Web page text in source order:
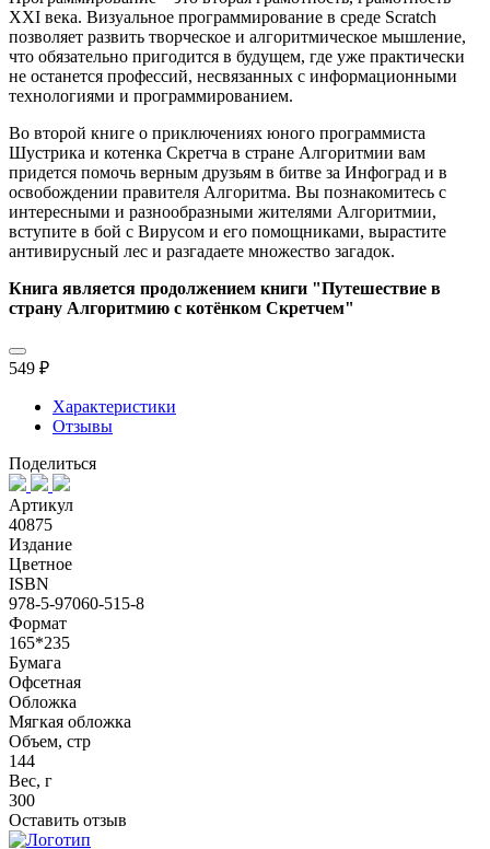
XXI века. Визуальное программирование в среде Scratch
позволяет развить творческое и алгоритмическое мышление,
что обязательно пригодится в будущем, где уже практически
не останется профессий, несвязанных с информационными
технологиями и программированием.
Во второй книге о приключениях юного программиста
Шустрика и котенка Скретча в стране Алгоритмии вам
придется помочь верным друзьям в битве за Инфоград и в
освобождении правителя Алгоритма. Вы познакомитесь с
интересными и разнообразными жителями Алго­ритмии,
вступите в бой с Вирусом и его помощниками, вырастите
антивирусный лес и разгадаете множество загадок.
Книга является продолжением книги "Путешествие в
страну Алгоритмию с котёнком Скретчем"
549 ₽
Характеристики
Отзывы
Поделиться
Артикул
40875
Издание
Цветное
ISBN
978-5-97060-515-8
Формат
165*235
Бумага
Офсетная
Обложка
Мягкая обложка
Объем, стр
144
Вес, г
300
Оставить отзыв